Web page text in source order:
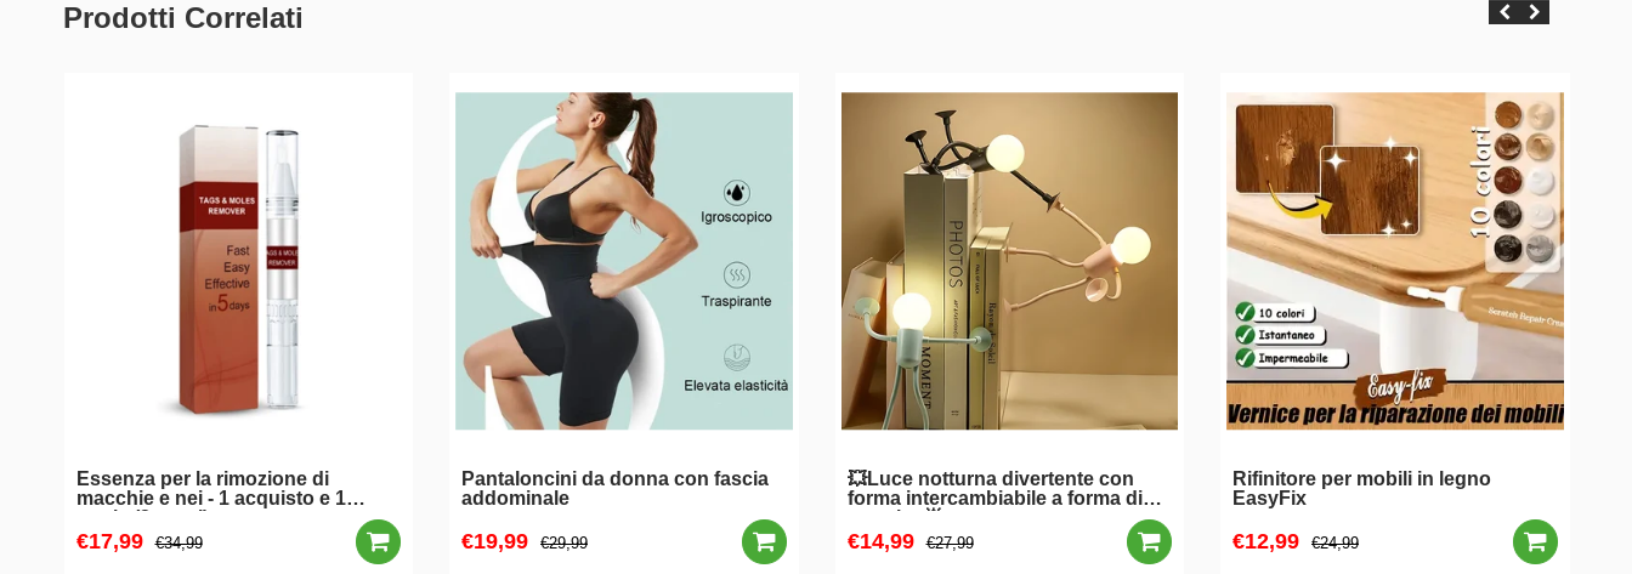
Prodotti Correlati
Essenza per la rimozione di
macchie e nei - 1 acquisto e 1
gratis (2 pezzi)
€17,99 €34,99
Pantaloncini da donna con fascia
addominale
€19,99 €29,99
💥Luce notturna divertente con
forma intercambiabile a forma di
sportivo🌟
€14,99 €27,99
Rifinitore per mobili in legno
EasyFix
€12,99 €24,99